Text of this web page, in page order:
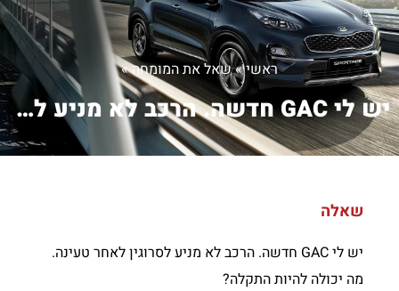
ראשי»שאל את המומחה»
יש לי GAC חדשה. הרכב לא מניע לסרוגין ...
שאלה
יש לי GAC חדשה. הרכב לא מניע לסרוגין לאחר טעינה.
מה יכולה להיות התקלה?